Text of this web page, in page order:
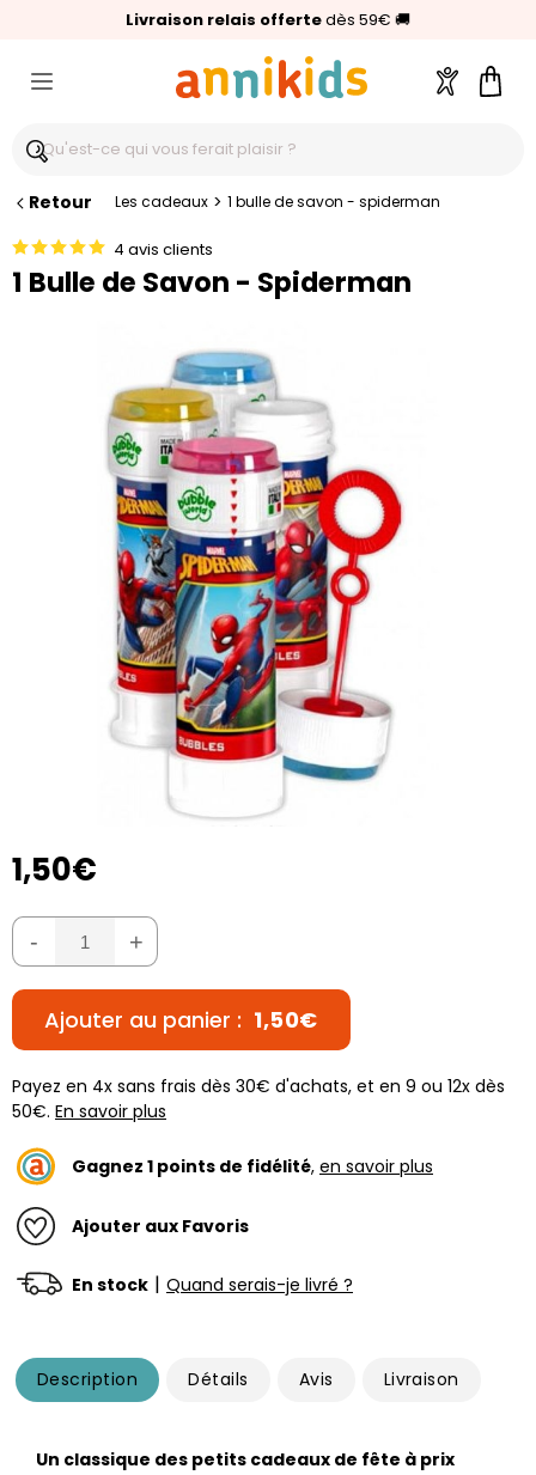
Livraison relais offertedès 59€ 🚚
🥇Palmarès Capital 2025 :Annikids N°1
⭐⭐⭐⭐⭐4,6/5(24 000 avis clients)
Compte
Retour Les cadeaux > 1 bulle de savon - spiderman
4 avis clients
1 Bulle de Savon - Spiderman
1,50€
- +
Ajouter au panier : 1,50€
Payez en 4x sans frais dès 30€ d'achats, et en 9 ou 12x dès
50€. En savoir plus
Gagnez 1 points de fidélité, en savoir plus
Ajouter aux Favoris
En stock | Quand serais-je livré ?
Description Détails Avis Livraison
Un classique des petits cadeaux de fête à prix